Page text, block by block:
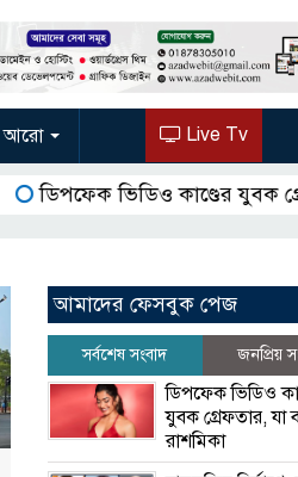
আরো Live Tv
ডিপফেক ভিডিও কাণ্ডের যুবক
আমাদের ফেসবুক পেজ
সর্বশেষ সংবাদ জনপ্রিয়
ডিপফেক ভিডিও
যুবক গ্রেফতার, যা
রাশমিকা